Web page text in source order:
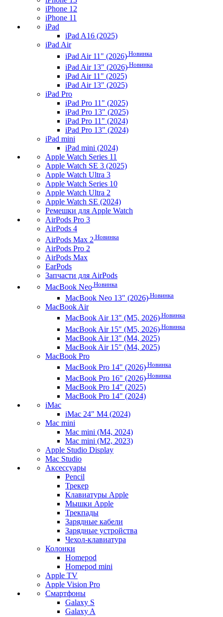
iPhone 12
iPhone 11
iPad
iPad A16 (2025)
iPad Air
iPad Air 11" (2026) Новинка
iPad Air 13" (2026) Новинка
iPad Air 11" (2025)
iPad Air 13" (2025)
iPad Pro
iPad Pro 11" (2025)
iPad Pro 13" (2025)
iPad Pro 11" (2024)
iPad Pro 13" (2024)
iPad mini
iPad mini (2024)
Apple Watch Series 11
Apple Watch SE 3 (2025)
Apple Watch Ultra 3
Apple Watch Series 10
Apple Watch Ultra 2
Apple Watch SE (2024)
Ремешки для Apple Watch
AirPods Pro 3
AirPods 4
AirPods Max 2 Новинка
AirPods Pro 2
AirPods Max
EarPods
Запчасти для AirPods
MacBook Neo Новинка
MacBook Neo 13" (2026) Новинка
MacBook Air
MacBook Air 13" (M5, 2026) Новинка
MacBook Air 15" (M5, 2026) Новинка
MacBook Air 13" (M4, 2025)
MacBook Air 15" (M4, 2025)
MacBook Pro
MacBook Pro 14" (2026) Новинка
MacBook Pro 16" (2026) Новинка
MacBook Pro 14" (2025)
MacBook Pro 14" (2024)
iMac
iMac 24" M4 (2024)
Mac mini
Mac mini (M4, 2024)
Mac mini (M2, 2023)
Apple Studio Display
Mac Studio
Аксессуары
Pencil
Трекер
Клавиатуры Apple
Мышки Apple
Трекпады
Зарядные кабели
Зарядные устройства
Чехол-клавиатура
Колонки
Homepod
Homepod mini
Apple TV
Apple Vision Pro
Смартфоны
Galaxy S
Galaxy A